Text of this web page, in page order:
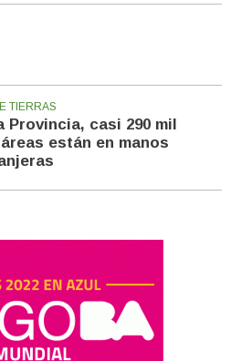
TIERRAS
Provincia, casi 290 mil
están en manos